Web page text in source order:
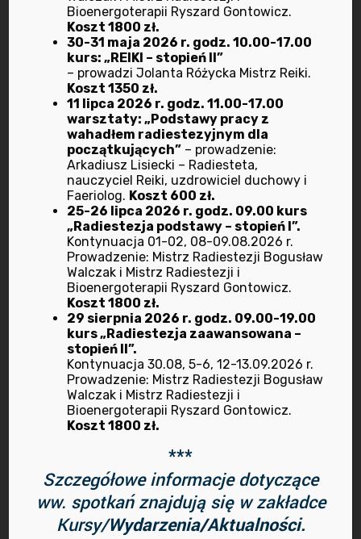
Radiestezja - kurs zawodowy
(stopień II)
którego ukończenie pozwala na przystąpienie do
zdania egzaminu na stopień czeladnika w zawodzie
radiestety – łącznie 6 kolejnych spotkań
weekendowych (120 godzin lekcyjnych).
Przeznaczony jest dla osób zainteresowanych
profesjonalną działalnością, w tym uzyskaniem
dyplomu czeladniczego w zawodzie radiesteta.
Wiedza zdobyta na kursie pozwala przygotować się
do egzaminu czeladniczego.
I część kursu :Radiestezja – podstawy(stopień I)
II część kursu:Radiestezja –zawodowa– dla
zaawansowanych (stopień II)
Uczestnik uzyskuje certyfikat ukończenia kursu.
Radiestezja – zawodowa– dla zaawansowanych:
Wahadło uniwersalne – budowa i zasada
Bioenergoterapii Ryszard Gontowicz.
Koszt 1800 zł.
30-31 maja 2026 r. godz. 10.00-17.00
kurs: „REIKI – stopień II”
– prowadzi Jolanta Różycka Mistrz Reiki.
Koszt 1350 zł.
11 lipca 2026 r. godz. 11.00-17.00
warsztaty: „Podstawy pracy z
wahadłem radiestezyjnym dla
początkujących” – prowadzenie:
Arkadiusz Lisiecki – Radiesteta,
nauczyciel Reiki, uzdrowiciel duchowy i
Faeriolog. Koszt 600 zł.
25-26 lipca 2026 r. godz. 09.00 kurs
„Radiestezja podstawy – stopień I”.
Kontynuacja 01-02, 08-09.08.2026 r.
Prowadzenie: Mistrz Radiestezji Bogusław
Walczak i Mistrz Radiestezji i
Bioenergoterapii Ryszard Gontowicz.
Koszt 1800 zł.
29 sierpnia 2026 r. godz. 09.00-19.00
kurs „Radiestezja zaawansowana –
stopień II”.
Kontynuacja 30.08, 5-6, 12-13.09.2026 r.
Prowadzenie: Mistrz Radiestezji Bogusław
Walczak i Mistrz Radiestezji i
Bioenergoterapii Ryszard Gontowicz.
Koszt 1800 zł.
***
Szczegółowe informacje dotyczące
ww. spotkań znajdują się w zakładce
Kursy/Wydarzenia/Aktualności.